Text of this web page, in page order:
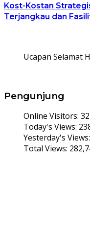
Kost-Kostan
Terjangkau dan
Ucapan Selamat
Pengunjung
Online Visitors: 32
Today's Views:
Yesterday's Views:
Total Views: